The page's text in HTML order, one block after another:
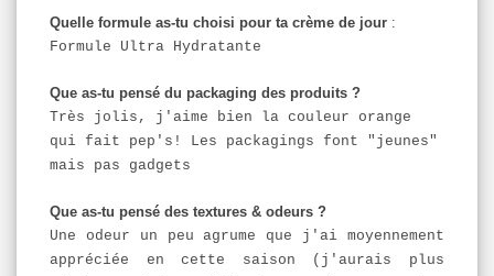
Quelle formule as-tu choisi pour ta crème de jour :
Formule Ultra Hydratante
Que as-tu pensé du packaging des produits ?
Très jolis, j'aime bien la couleur orange
qui fait pep's! Les packagings font "jeunes"
mais pas gadgets
Que as-tu pensé des textures & odeurs ?
Une odeur un peu agrume que j'ai moyennement
appréciée en cette saison (j'aurais plus